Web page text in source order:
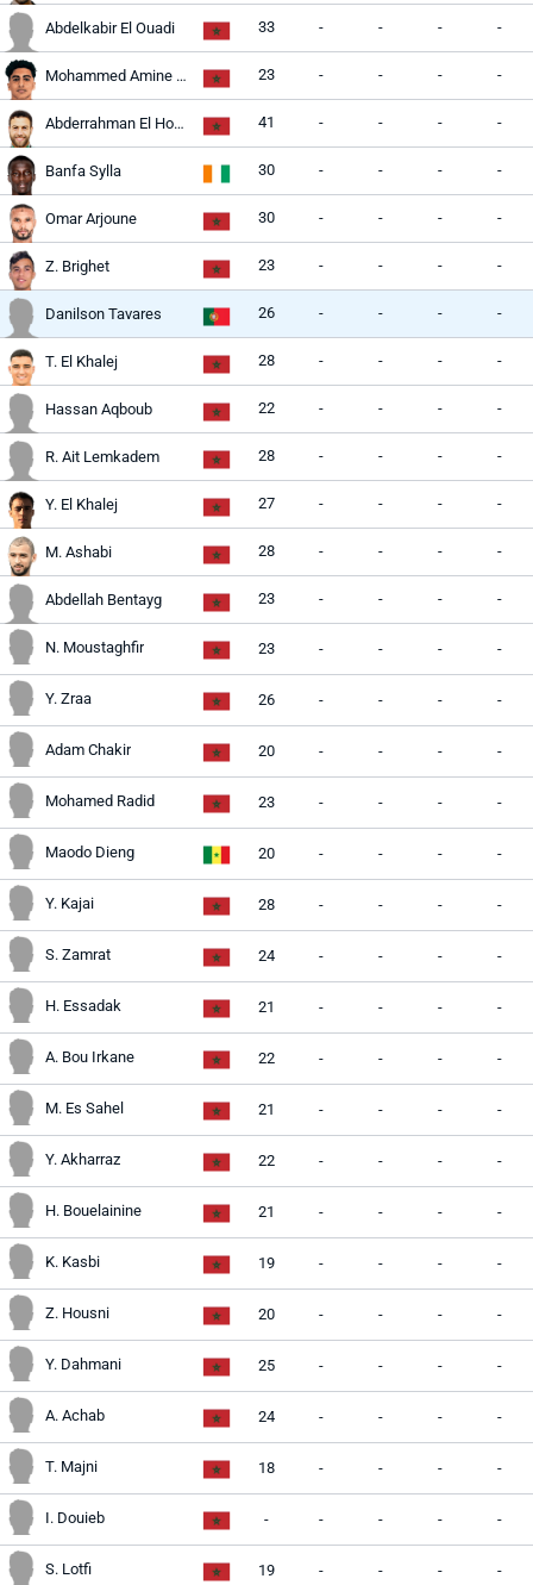
Abdelkabir El Ouadi 33 - - - -
Mohammed Amine Essahel 23 - - - -
Abderrahman El Houasli 41 - - - -
Banfa Sylla 30 - - - -
Omar Arjoune 30 - - - -
Z. Brighet 23 - - - -
Danilson Tavares 26 - - - -
T. El Khalej 28 - - - -
Hassan Aqboub 22 - - - -
R. Ait Lemkadem 28 - - - -
Y. El Khalej 27 - - - -
M. Ashabi 28 - - - -
Abdellah Bentayg 23 - - - -
N. Moustaghfir 23 - - - -
Y. Zraa 26 - - - -
Adam Chakir 20 - - - -
Mohamed Radid 23 - - - -
Maodo Dieng 20 - - - -
Y. Kajai 28 - - - -
S. Zamrat 24 - - - -
H. Essadak 21 - - - -
A. Bou Irkane 22 - - - -
M. Es Sahel 21 - - - -
Y. Akharraz 22 - - - -
H. Bouelainine 21 - - - -
K. Kasbi 19 - - - -
Z. Housni 20 - - - -
Y. Dahmani 25 - - - -
A. Achab 24 - - - -
T. Majni 18 - - - -
I. Douieb - - - - -
S. Lotfi 19 - - - -